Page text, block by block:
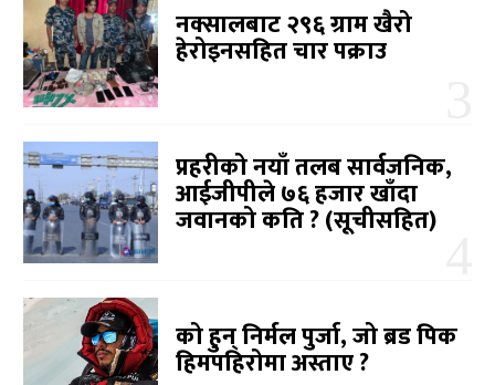
नक्सालबाट २९६ ग्राम खैरो
हेरोइनसहित चार पक्राउ
प्रहरीको नयाँ तलब सार्वजनिक,
आईजीपीले ७६ हजार खाँदा
जवानको कति ? (सूचीसहित)
को हुन् निर्मल पुर्जा, जो ब्रड पिक
हिमपहिरोमा अस्ताए ?